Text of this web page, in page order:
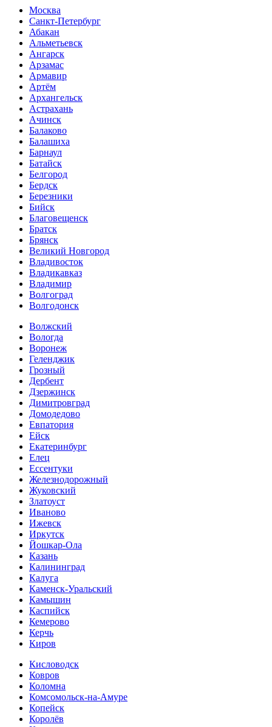
Москва
Санкт-Петербург
Абакан
Альметьевск
Ангарск
Арзамас
Армавир
Артём
Архангельск
Астрахань
Ачинск
Балаково
Балашиха
Барнаул
Батайск
Белгород
Бердск
Березники
Бийск
Благовещенск
Братск
Брянск
Великий Новгород
Владивосток
Владикавказ
Владимир
Волгоград
Волгодонск
Волжский
Вологда
Воронеж
Геленджик
Грозный
Дербент
Дзержинск
Димитровград
Домодедово
Евпатория
Ейск
Екатеринбург
Елец
Ессентуки
Железнодорожный
Жуковский
Златоуст
Иваново
Ижевск
Иркутск
Йошкар-Ола
Казань
Калининград
Калуга
Каменск-Уральский
Камышин
Каспийск
Кемерово
Керчь
Киров
Кисловодск
Ковров
Коломна
Комсомольск-на-Амуре
Копейск
Королёв